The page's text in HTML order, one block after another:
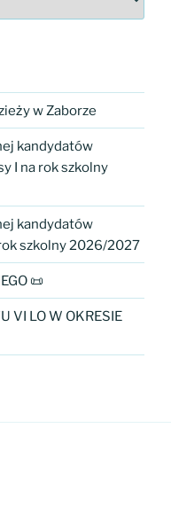
w Zaborze
kandydatów
I na rok szkolny
kandydatów
szkolny 2026/2027
📜
VI LO W OKRESIE